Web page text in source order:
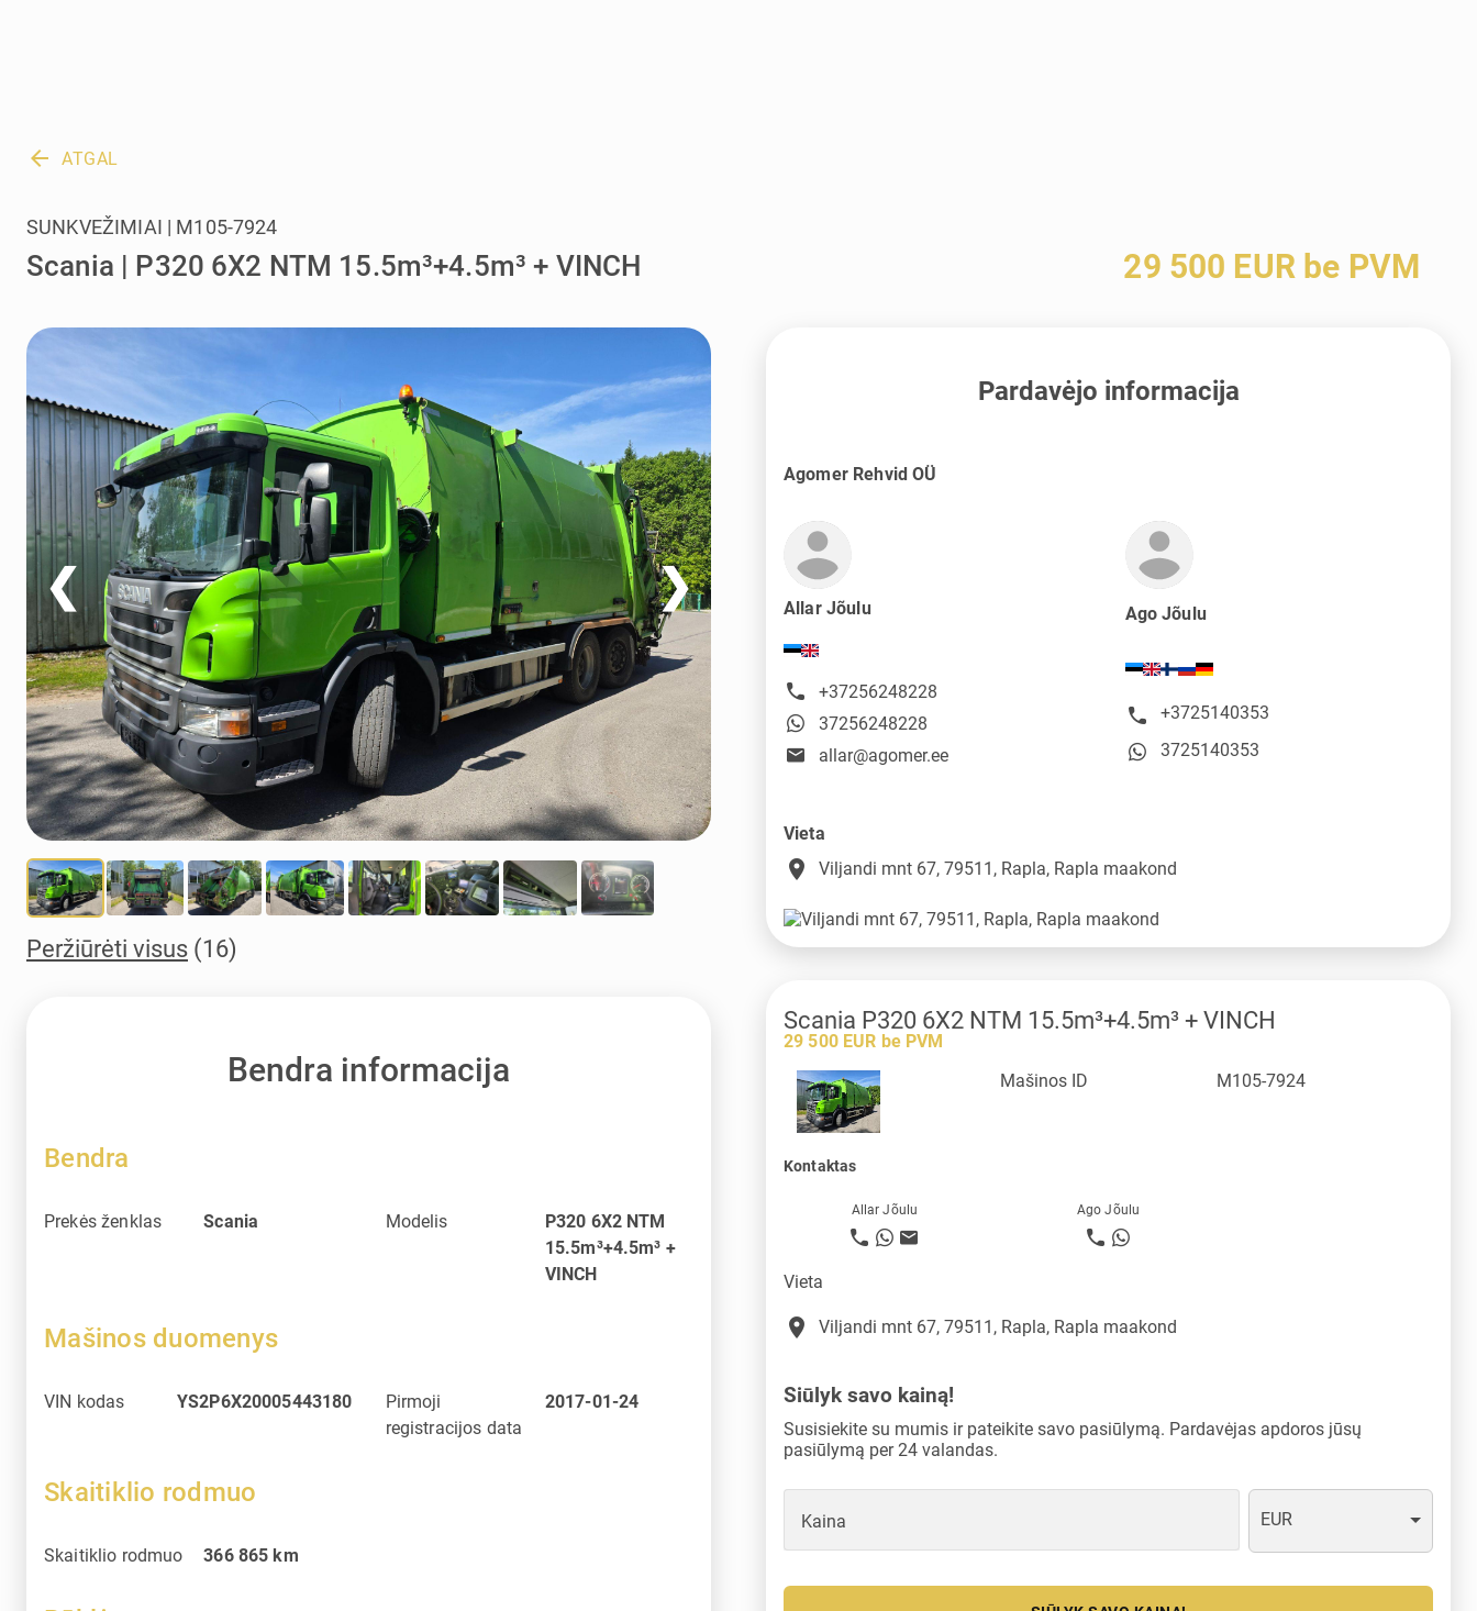
arrow_back ATGAL
Scania | P320 6X2 NTM 15.5m³+4.5m³ + VINCH
SUNKVEŽIMIAI | M105-7924
29 500 EUR be PVM
❮ ❯
Peržiūrėti visus (16)
Bendra informacija
Bendra
Prekės ženklas Scania Modelis
P320 6X2 NTM
15.5m³+4.5m³ +
VINCH
Mašinos duomenys
VIN kodas YS2P6X20005443180
Pirmoji
registracijos data
2017-01-24
Skaitiklio rodmuo
Skaitiklio rodmuo 366 865 km
Pardavėjo informacija
Agomer Rehvid OÜ
Allar Jõulu
+37256248228
37256248228
allar@agomer.ee
Ago Jõulu
+3725140353
3725140353
Vieta
place Viljandi mnt 67, 79511, Rapla, Rapla maakond
Scania P320 6X2 NTM 15.5m³+4.5m³ + VINCH
29 500 EUR be PVM
Mašinos ID
M105-7924
Kontaktas
Allar Jõulu Ago Jõulu
Vieta
place Viljandi mnt 67, 79511, Rapla, Rapla maakond
Siūlyk savo kainą!
Susisiekite su mumis ir pateikite savo pasiūlymą. Pardavėjas apdoros jūsų
pasiūlymą per 24 valandas.
Kaina EUR